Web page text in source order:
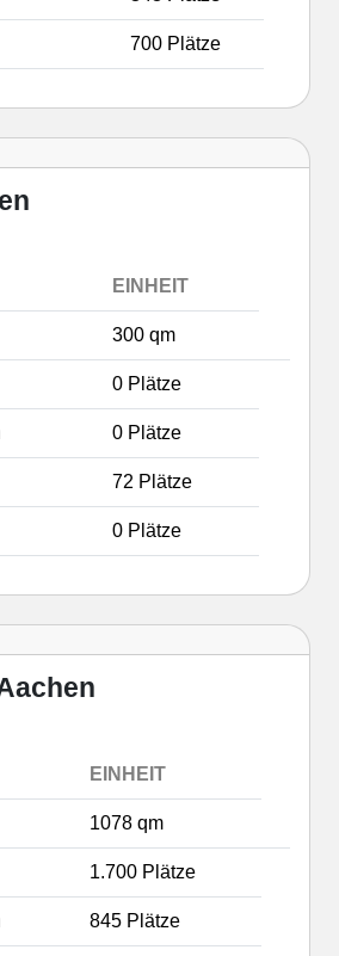
700 Plätze
EINHEIT
300 qm
0 Plätze
0 Plätze
72 Plätze
0 Plätze
EINHEIT
1078 qm
1.700 Plätze
845 Plätze